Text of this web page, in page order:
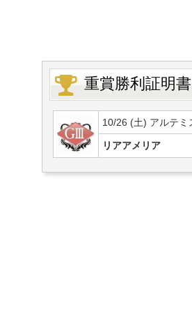
重賞勝利証明書
10/26 (土) アルテミ
リアアメリア